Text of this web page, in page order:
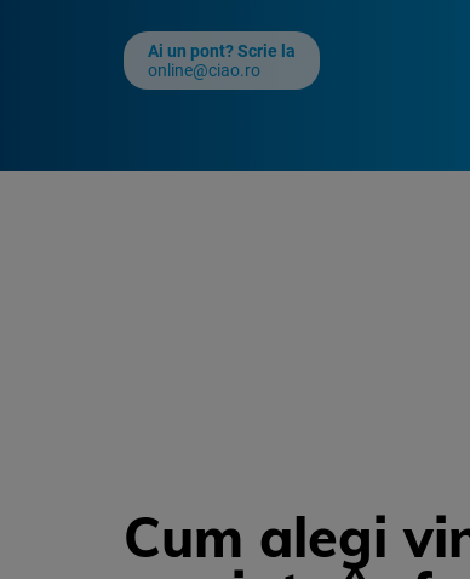
Ai un pont? Scrie la
online@ciao.ro
Cum alegi